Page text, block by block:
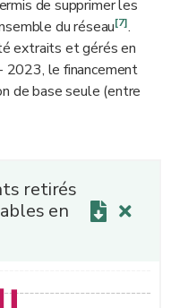
de supprimer les
du réseau[7].
extraits et gérés en
2023, le financement
de base seule (entre
retirés
en